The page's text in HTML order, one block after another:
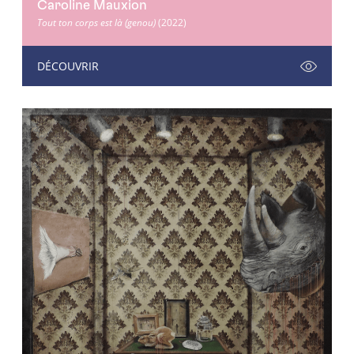
Caroline Mauxion
Tout ton corps est là (genou)(2022)
DÉCOUVRIR